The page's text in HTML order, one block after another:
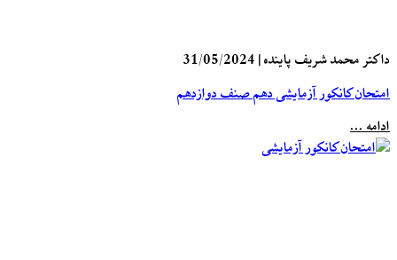
محمد شریف پاینده |
31/05/2024
کانکور آزمایشی دهم صنف دوازدهم
...